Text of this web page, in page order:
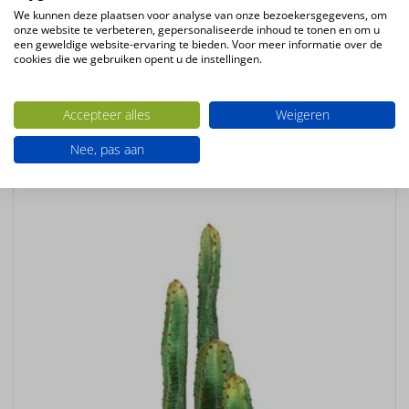
groen
Plantsoort
Cactus
Staande kunstplant in plastic pot
Ook interessant
We kunnen deze plaatsen voor analyse van onze bezoekersgegevens, om
onze website te verbeteren, gepersonaliseerde inhoud te tonen en om u
een geweldige website-ervaring te bieden. Voor meer informatie over de
cookies die we gebruiken opent u de instellingen.
Accepteer alles
Weigeren
Nee, pas aan